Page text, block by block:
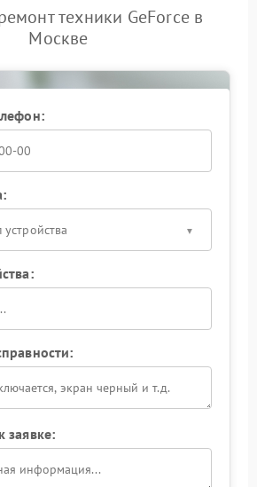
техники GeForce в
Москве
заявке: